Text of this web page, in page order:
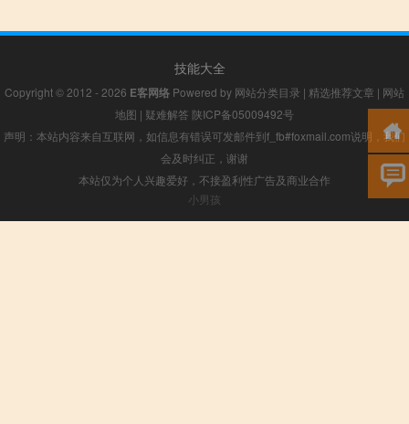
技能大全
Copyright © 2012 - 2026 E客网络 Powered by 网站分类目录 | 精选推荐文章 | 网站
地图 | 疑难解答 陕ICP备05009492号
声明：本站内容来自互联网，如信息有错误可发邮件到f_fb#foxmail.com说明，我们
会及时纠正，谢谢
本站仅为个人兴趣爱好，不接盈利性广告及商业合作
小男孩